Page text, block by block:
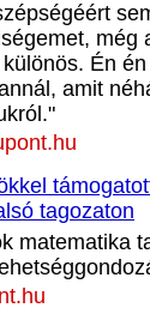
még
Én
amit
tagozaton
matematika